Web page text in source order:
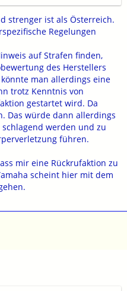
strenger ist als Österreich.
Regelungen
auf Strafen finden,
des Herstellers
man allerdings eine
trotz Kenntnis von
gestartet wird. Da
Das würde dann allerdings
werden und zu
führen.
mir eine Rückrufaktion zu
scheint hier mit dem